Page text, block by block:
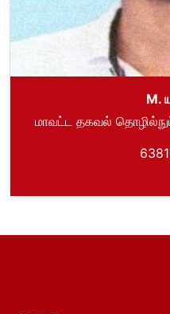
M.
மாவட்ட தகவல்